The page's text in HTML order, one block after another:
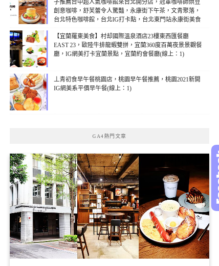
子推薦台中超人氣咖啡館來台北開分店，冠軍咖啡師烘豆
創意咖啡，舒芙蕾令人驚豔，永康街下午茶，文青聚落，
台北特色咖啡館，台北IG打卡點，台北東門站永康街美食
【宜蘭羅東美食】村却國際溫泉酒店23樓東西匯餐廳
EAST 23，歐陸牛排龍蝦雙拼，宜蘭360度百萬夜景景觀餐
廳，IG網美打卡宜蘭景點，宜蘭約會餐廳(線上：1)
丄青初食早午餐桃園店，桃園早午餐推薦，桃園2021新開
IG網美系平價早午餐(線上：1)
GA4熱門文章